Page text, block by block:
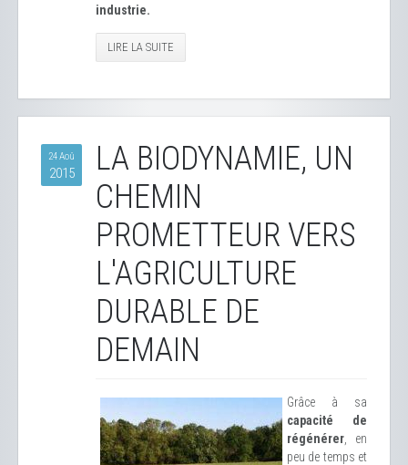
industrie.
LIRE LA SUITE
24 Aoû
2015
LA BIODYNAMIE, UN
CHEMIN
PROMETTEUR VERS
L'AGRICULTURE
DURABLE DE
DEMAIN
Grâce à sa
capacité de
régénérer , en
peu de temps et